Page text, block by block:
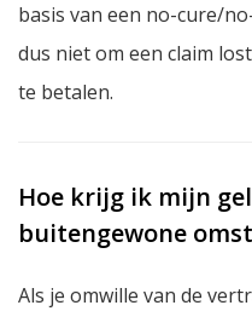
basis van een no-cure/
dus niet om een claim
te betalen.
Hoe krijg ik mijn
buitengewone
Als je omwille van de